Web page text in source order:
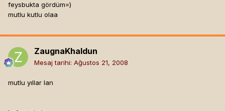
feysbukta gördüm=)
mutlu kutlu olaa
ZaugnaKhaldun
Mesaj tarihi: Ağustos 21, 2008
mutlu yıllar lan